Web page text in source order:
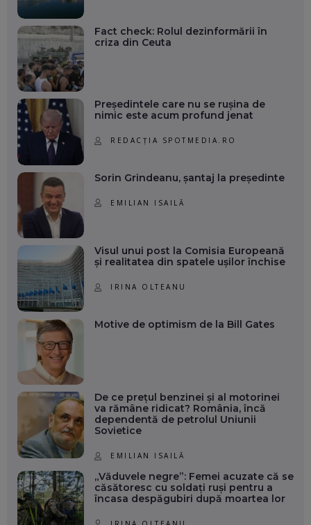
Fact check: Rolul dezinformării în
criza din Ceuta
Președintele care nu se rușina de
nimic este acum profund jenat
REDACȚIA SPOTMEDIA.RO
Sorin Grindeanu, șantaj la președinte
EMILIAN ISAILĂ
Visul unui post la Comisia Europeană
și realitatea din spatele ușilor închise
IRINA OLTEANU
Motive de optimism de la Bill Gates
De ce prețul benzinei și al motorinei
va rămâne ridicat? România, încă
dependentă de petrolul Uniunii
Sovietice
EMILIAN ISAILĂ
„Văduvele negre”: Femei acuzate că se
căsătoresc cu soldați ruși pentru a
încasa despăgubiri după moartea lor